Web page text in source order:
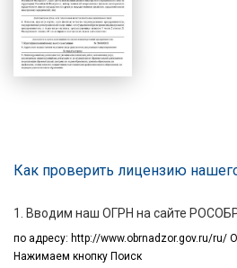
Как проверить лицензию
1. Вводим наш ОГРН на сайте
по адресу: http://www.obrnadzor.gov.ru/ru/
Нажимаем кнопку Поиск